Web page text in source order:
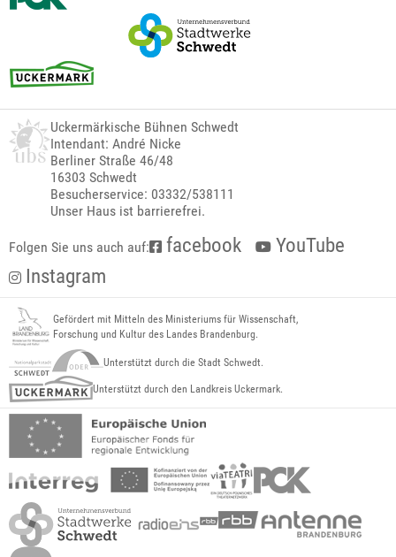
Uckermärkische Bühnen Schwedt
Intendant: André Nicke
Berliner Straße 46/48
16303 Schwedt
Besucherservice: 03332/538111
Unser Haus ist barrierefrei.
Folgen Sie uns auch auf: facebook
YouTube
Instagram
Gefördert mit Mitteln des Ministeriums für Wissenschaft,
Forschung und Kultur des Landes Brandenburg.
Unterstützt durch die Stadt Schwedt.
Unterstützt durch den Landkreis Uckermark.